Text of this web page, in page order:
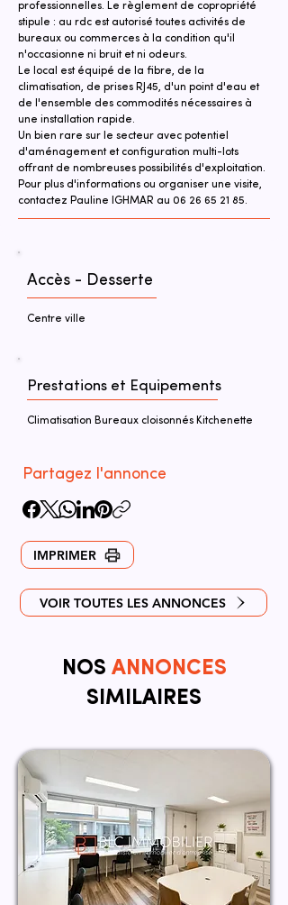
professionnelles. Le règlement de copropriété
stipule : au rdc est autorisé toutes activités de
bureaux ou commerces à la condition qu'il
n'occasionne ni bruit et ni odeurs.
Le local est équipé de la fibre, de la
climatisation, de prises RJ45, d'un point d'eau et
de l'ensemble des commodités nécessaires à
une installation rapide.
Un bien rare sur le secteur avec potentiel
d'aménagement et configuration multi-lots
offrant de nombreuses possibilités d'exploitation.
Pour plus d'informations ou organiser une visite,
contactez Pauline IGHMAR au 06 26 65 21 85.
Accès - Desserte
Centre ville
Prestations et Equipements
Climatisation Bureaux cloisonnés Kitchenette
Partagez l'annonce
IMPRIMER
VOIR TOUTES LES ANNONCES
NOS ANNONCES
SIMILAIRES